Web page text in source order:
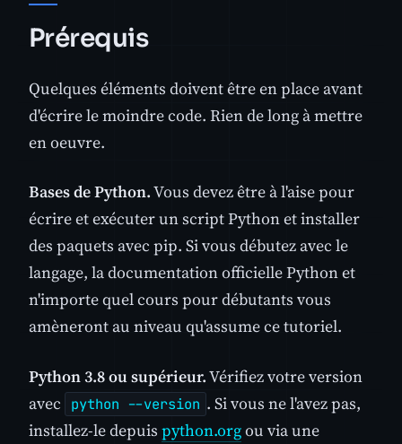
Prérequis
Quelques éléments doivent être en place avant
d'écrire le moindre code. Rien de long à mettre
en oeuvre.
Bases de Python.Vous devez être à l'aise pour
écrire et exécuter un script Python et installer
des paquets avec pip. Si vous débutez avec le
langage, la documentation officielle Python et
n'importe quel cours pour débutants vous
amèneront au niveau qu'assume ce tutoriel.
Python 3.8 ou supérieur.Vérifiez votre version
avec
python --version . Si vous ne l'avez pas,
installez-le depuis python.orgou via une